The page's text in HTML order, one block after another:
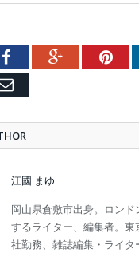
FacebookGoogle+
Email
江國 まゆ
岡山県倉敷市出身。ロンド
するライター、編集者。東
社勤務、雑誌編集・ライタ